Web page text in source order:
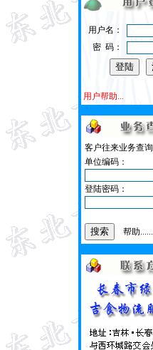
用户名：
密 码：
用户帮助...
客户往来业务查询
单位编码：
登陆密码：
帮助......